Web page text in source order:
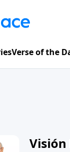
Verse of the